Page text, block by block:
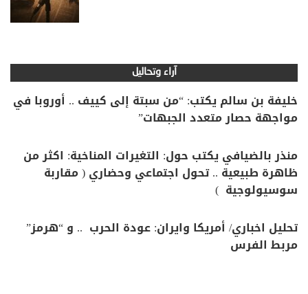
آراء وتحاليل
خليفة بن سالم يكتب: “من سبتة إلى كييف .. أوروبا في
مواجهة حصار متعدد الجبهات”
منذر بالضيافي يكتب حول: التغيرات المناخية: اكثر من
ظاهرة طبيعية .. تحول اجتماعي وحضاري ( مقاربة
سوسيولوجية )
تحليل اخباري/ أمريكا وايران: عودة الحرب .. و “هرمز”
مربط الفرس